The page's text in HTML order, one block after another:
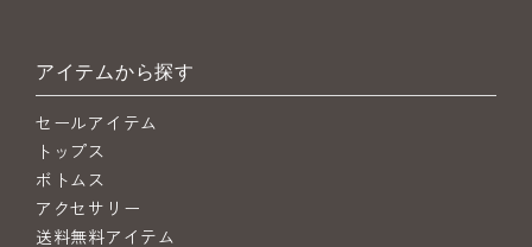
アイテムから探す
セールアイテム
トップス
ボトムス
アクセサリー
送料無料アイテム